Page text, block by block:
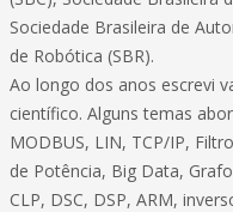
Sociedade Brasileira de
de Robótica (SBR).
Ao longo dos anos escrevi
científico. Alguns temas
MODBUS, LIN, TCP/IP,
de Potência, Big Data,
CLP, DSC, DSP, ARM,